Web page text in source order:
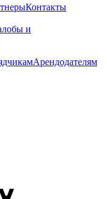
Контакты
и
Арендодателям